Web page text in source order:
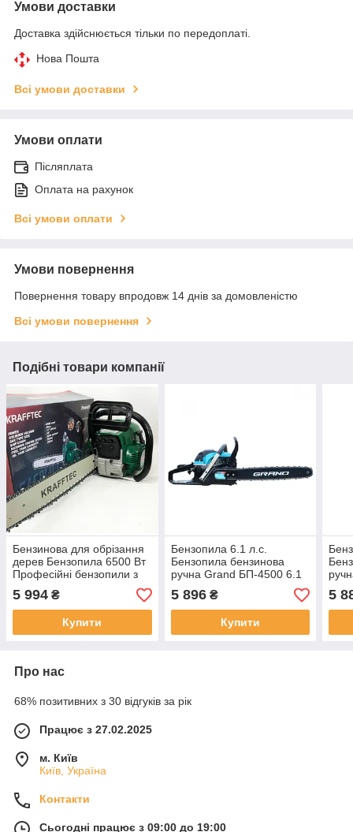
Умови доставки
Доставка здійснюється тільки по передоплаті.
Нова Пошта
Всі умови доставки
Умови оплати
Післяплата
Оплата на рахунок
Всі умови оплати
Умови повернення
Повернення товару впродовж 14 днів за домовленістю
Всі умови повернення
Подібні товари компанії
Бензинова для обрізання
дерев Бензопила 6500 Вт
Професійні бензопили з
шиною 45 см³ Потужні
бензопили 58 см³
Бензинова пила для
5 994 ₴
Купити
Бензопила 6.1 л.с.
Бензопила бензинова
ручна Grand БП-4500 6.1
л.с. 52 см3 з шиною 45 см
і ланцюгом 0.325
двотактним бензиновим
5 896₴
Купити
л.с.
і
5
Про нас
68% позитивних з 30 відгуків за рік
Працює з 27.02.2025
м. Київ
Київ, Україна
Контакти
Сьогодні працює з 09:00 до 19:00